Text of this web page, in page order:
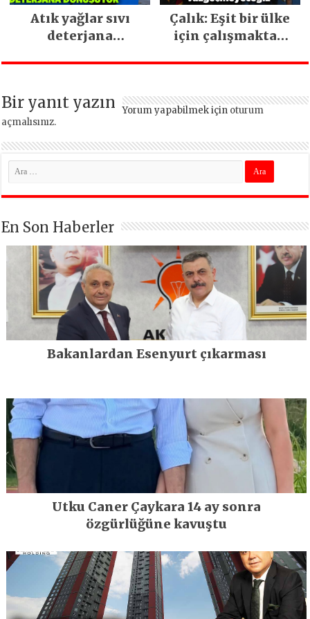
Atık yağlar sıvı
deterjana
Çalık: Eşit bir ülke
için çalışmaktan
Bir yanıt yazın Yorum yapabilmek için oturum
açmalısınız.
En Son Haberler
Bakanlardan Esenyurt çıkarması
Utku Caner Çaykara 14 ay sonra
özgürlüğüne kavuştu